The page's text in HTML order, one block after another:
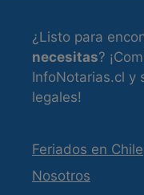
¿Listo para
necesitas?
InfoNotarias.cl y
legales!
Feriados en Chile
Nosotros